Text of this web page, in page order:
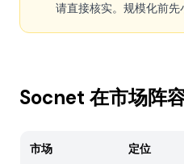
请直接核实。规模化前先
Socnet 在市场阵
市场 定位